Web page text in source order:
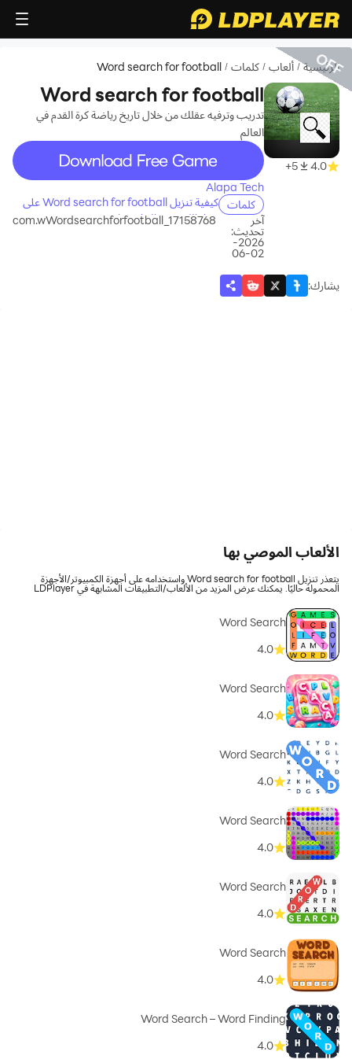
الرئيسية / ألعاب / كلمات /
Word search for football
4.0
5+
Word search for football
تدريب وترفيه عقلك من خلال تاريخ رياضة كرة القدم في
العالم
recommend
Alapa Tech
كلمات
كيفية تنزيل Word search for football على
جهاز الكمبيوتر الخاص بك
آخر
تحديث:
2026-
02-06
com.wWordsearchforfootball_17158768
يشارك:
OFF
الألعاب الموصي بها
يتعذر تنزيل Word search for football واستخدامه على أجهزة الكمبيوتر/الأجهزة
المحمولة حاليًا. يمكنك عرض المزيد من الألعاب/التطبيقات المشابهة في LDPlayer
Word Search
4.0
Word Search
4.0
Word Search
4.0
Word Search
4.0
Word Search
4.0
Word Search
4.0
Word Search – Word Finding
4.0